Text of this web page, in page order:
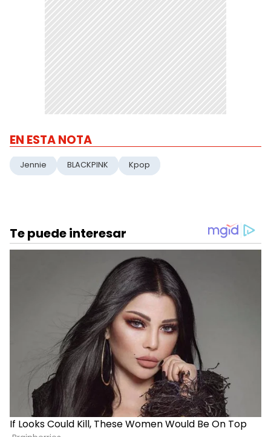
EN ESTA NOTA
Jennie BLACKPINK Kpop